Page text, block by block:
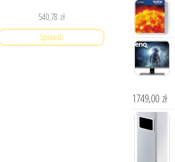
540,78 zł
Sprawdź
1749,00 zł